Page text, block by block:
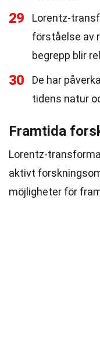
29
Lorentz-
förståelse av
begrepp blir
30
De har
tidens natur
Framtida
Lorentz-
aktivt
möjligheter för